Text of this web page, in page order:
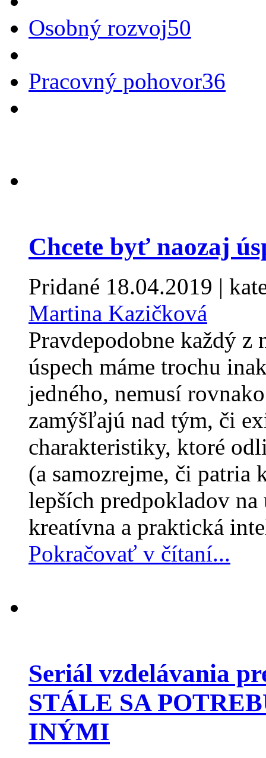
Osobný rozvoj50
Pracovný pohovor36
Chcete byť naozaj
Pridané 18.04.2019 |
Martina Kazičková
Pravdepodobne každý
úspech máme trochu
jedného, nemusí
zamýšľajú nad tým, či
charakteristiky, ktoré
(a samozrejme, či patria
lepších predpokladov na
kreatívna a praktická
Pokračovať v čítaní...
Seriál vzdelávania
STÁLE SA
INÝMI